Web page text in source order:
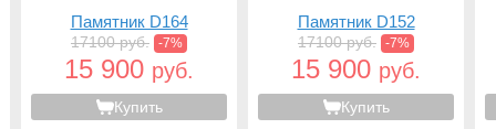
Памятник D164
17100 руб. -7%
15 900 руб.
Купить
Памятник D152
17100 руб. -7%
15 900 руб.
Купить